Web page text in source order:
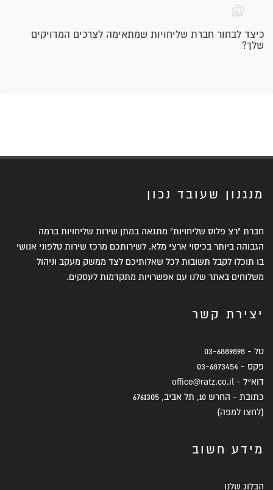
כיצד לבחור חברת שליחויות שמתאימה לצרכים המדויקים
שלך?
מנגנון שעובד נכון
חברת "רצ פלוס שליחויות" מתגאה במתן שירות שליחויות ברמה
הגבוהה ביותר בכיסוי ארצי מלא. לשירותכם מרכז שירות טלפוני אנושי
בו תוכלו לקבל תשובות לכל שאלותיכם לצד ממשק מעקב וניהול
משלוחים באתר שלנו עם אפשרויות מתקדמות לעסקים.
יצירת קשר
טל - 03-6889898
פקס - 03-6873454
דוא״ל - office@ratz.co.il
כתובת - החרש 10, תל אביב, 6761305
(לחצו למפה)
מידע חשוב
הבלוג שלנו